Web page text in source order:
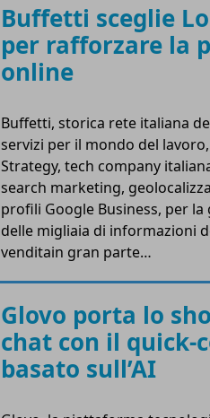
Buffetti sceglie
per rafforzare la
online
Buffetti, storica rete italiana
servizi per il mondo del
Strategy, tech company
search marketing,
profili Google Business, per
delle migliaia di informazioni
venditain gran parte…
Glovo porta lo
chat con il quick-
basato sull’AI